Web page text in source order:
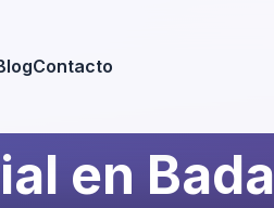
Contacto
en